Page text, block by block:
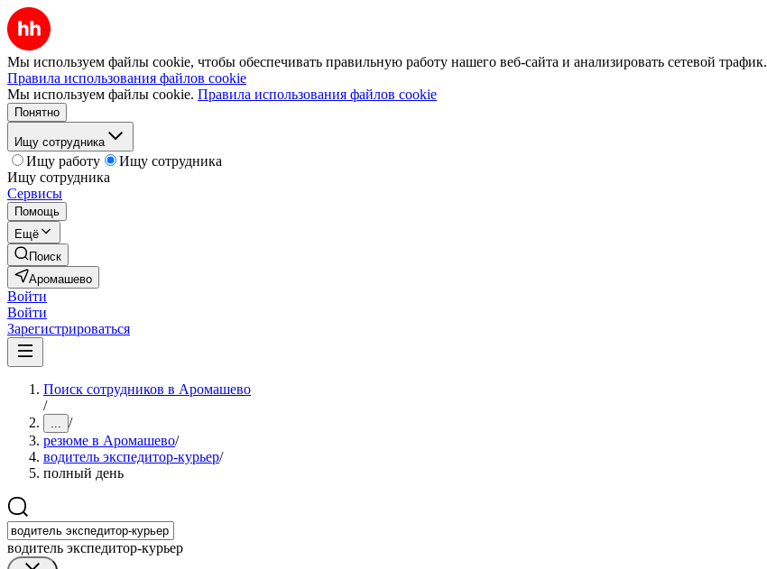
Мы используем файлы cookie, чтобы обеспечивать правильную работу нашего веб-сайта и анализировать сетевой трафик.
Правила использования файлов cookie
Мы используем файлы cookie. Правила использования файлов cookie
Понятно
Ищу сотрудника
Ищу работу
Ищу сотрудника
Ищу сотрудника
Сервисы
Помощь
Ещё
Поиск
Аромашево
Войти
Войти
Зарегистрироваться
Поиск сотрудников в Аромашево
/
... /
резюме в Аромашево/
водитель экспедитор-курьер/
полный день
водитель экспедитор-курьер